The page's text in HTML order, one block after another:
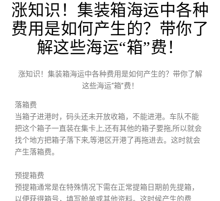
涨知识！集装箱海运中各种
费用是如何产生的？带你了
解这些海运“箱”费！
涨知识！集装箱海运中各种费用是如何产生的？带你了解
这些海运“箱”费！
落箱费
当箱子进港时，码头还未开放收箱，不能进港。车队不能
把这个箱子一直装在集卡上,还有其他的箱子要拖,所以就会
找个地方把箱子落下来,等港区开港了再拖进去。这时就会
产生落箱费。
预提箱费
预提箱通常是在特殊情况下需在正常提箱日期前先提箱，
以便获得箱号，填写舱单或其他资料。这时候产生的费